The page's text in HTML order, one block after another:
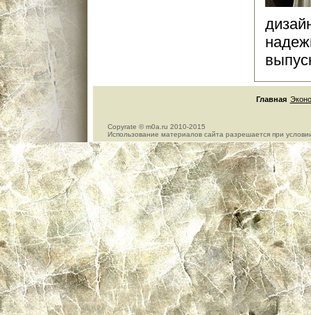
Главная
Copyrate © m0a.ru 2010-2015
Использование материалов сайта разрешается при